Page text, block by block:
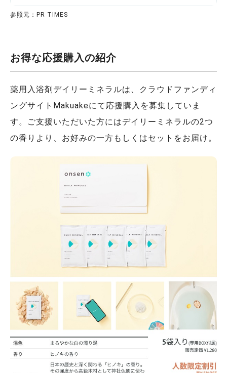
参照元：PR TIMES
お得な応援購入の紹介
薬用入浴剤デイリーミネラルは、クラウドファンディ
ングサイトMakuakeにて応援購入を募集していま
す。ご支援いただいた方にはデイリーミネラルの2つ
の香りより、お好みの一方もしくはセットをお届け。